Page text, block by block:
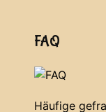
FAQ
Häufige